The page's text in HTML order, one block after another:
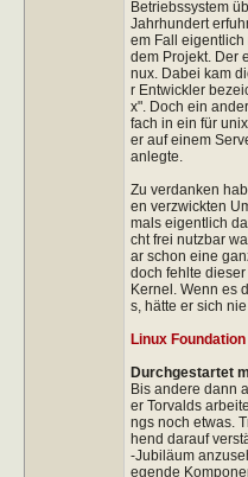
Betriebssystem
Jahrhundert
em Fall
dem Projekt. Der
nux. Dabei kam
r Entwickler
x". Doch ein
fach in ein für
er auf einem
anlegte.
Zu verdanken
en verzwickten
mals eigentlich
cht frei nutzbar
ar schon eine
doch fehlte
Kernel. Wenn es
s, hätte er sich
Linux
Durchgestartet
Bis andere dann
er Torvalds
ngs noch etwas.
hend darauf
-Jubiläum
egende